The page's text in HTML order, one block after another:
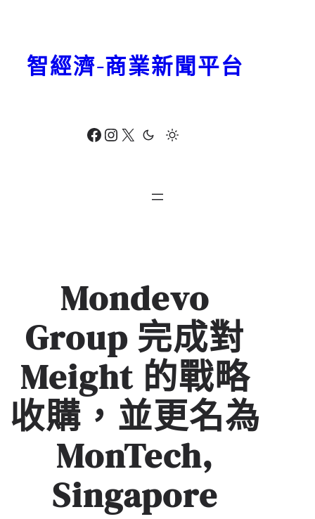
Facebook Instagram X
智經濟-商業新聞平台
Mondevo
Group 完成對
Meight 的戰略
收購，並更名為
MonTech,
Singapore